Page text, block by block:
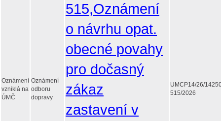
Oznámení
vzniklá na
ÚMČ
Oznámení
odboru
dopravy
515,Oznámení
o návrhu opat.
obecné povahy
pro dočasný
zákaz
zastavení v
UMCP14/26/
515/2026